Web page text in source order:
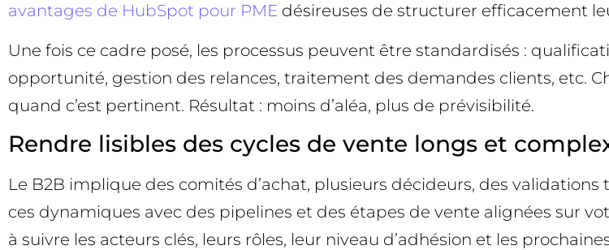
avantages de HubSpot pour PME désireuses de structurer efficacement
Une fois ce cadre posé, les processus peuvent être standardisés :
opportunité, gestion des relances, traitement des demandes clients, etc.
quand c’est pertinent. Résultat : moins d’aléa, plus de prévisibilité.
Rendre lisibles des cycles de vente longs et
Le B2B implique des comités d’achat, plusieurs décideurs, des
ces dynamiques avec des pipelines et des étapes de vente alignées sur
à suivre les acteurs clés, leurs rôles, leur niveau d’adhésion et les